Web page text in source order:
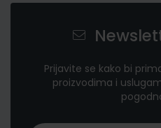
Prijavite se kako bi
proizvodima i